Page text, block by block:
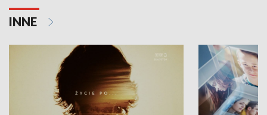
INNE